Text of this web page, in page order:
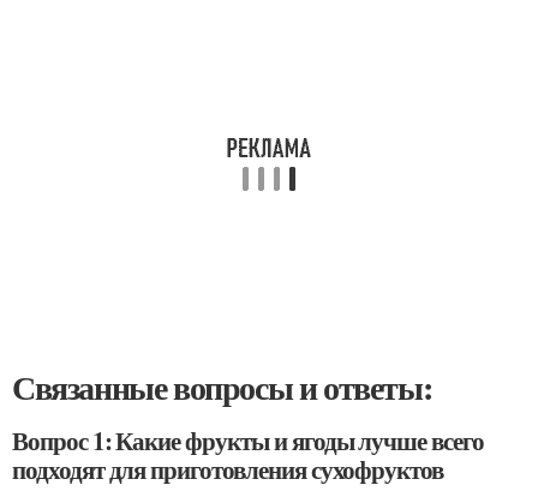
Связанные вопросы и ответы:
Вопрос 1: Какие фрукты и ягоды лучше всего
подходят для приготовления сухофруктов